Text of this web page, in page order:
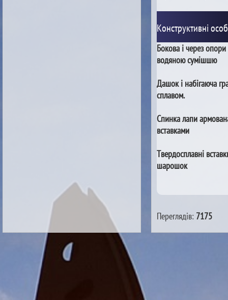
Конструктивні
Бокова і через
водяною сумішшю
Дашок і набігаюча
сплавом.
Спинка лапи
вставками
Твердосплавні
шарошок
Переглядів: 7175